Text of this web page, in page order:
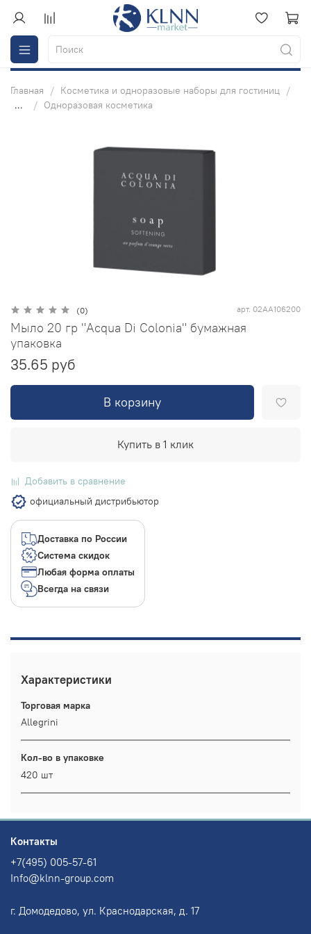
Главная
Косметика и одноразовые наборы для гостиниц
...
Одноразовая косметика
(0) арт. 02AA106200
Мыло 20 гр "Acqua Di Colonia" бумажная
упаковка
35.65 руб
В корзину
Купить в 1 клик
Добавить в сравнение
официальный дистрибьютор
Доставка по России
Система скидок
Любая форма оплаты
Всегда на связи
Характеристики
Торговая марка
Allegrini
Кол-во в упаковке
420 шт
Контакты
+7(495) 005-57-61
Info@klnn-group.com
г. Домодедово, ул. Краснодарская, д. 17